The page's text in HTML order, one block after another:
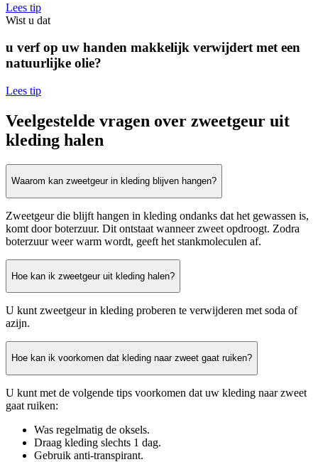
Lees tip
Wist u dat
u verf op uw handen makkelijk verwijdert met een
natuurlijke olie?
Lees tip
Veelgestelde vragen over zweetgeur uit
kleding halen
Waarom kan zweetgeur in kleding blijven hangen?
Zweetgeur die blijft hangen in kleding ondanks dat het gewassen is,
komt door boterzuur. Dit ontstaat wanneer zweet opdroogt. Zodra
boterzuur weer warm wordt, geeft het stankmoleculen af.
Hoe kan ik zweetgeur uit kleding halen?
U kunt zweetgeur in kleding proberen te verwijderen met soda of
azijn.
Hoe kan ik voorkomen dat kleding naar zweet gaat ruiken?
U kunt met de volgende tips voorkomen dat uw kleding naar zweet
gaat ruiken:
Was regelmatig de oksels.
Draag kleding slechts 1 dag.
Gebruik anti-transpirant.